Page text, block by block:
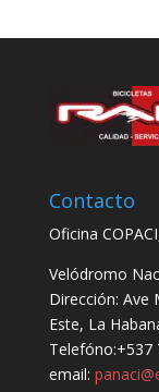
Contacto
Oficina
Velódromo
Dirección: Ave
Este, La
Telefóno:+537
email: